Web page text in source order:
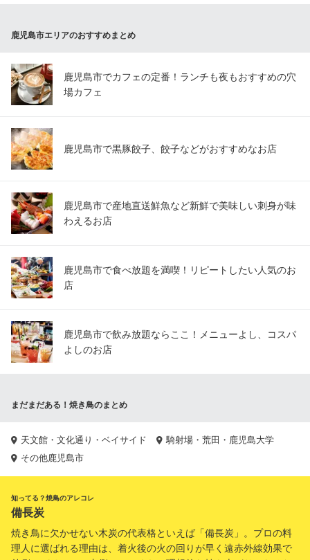
鹿児島市エリアのおすすめまとめ
鹿児島市でカフェの定番！ランチも夜もおすすめの穴
場カフェ
鹿児島市で黒豚餃子、餃子などがおすすめなお店
鹿児島市で産地直送鮮魚など新鮮で美味しい刺身が味
わえるお店
鹿児島市で食べ放題を満喫！リピートしたい人気のお
店
鹿児島市で飲み放題ならここ！メニューよし、コスパ
よしのお店
まだまだある！焼き鳥のまとめ
天文館・文化通り・ベイサイド
騎射場・荒田・鹿児島大学
その他鹿児島市
知ってる？焼鳥のアレコレ
備長炭
焼き鳥に欠かせない木炭の代表格といえば「備長炭」。プロの料
理人に選ばれる理由は、着火後の火の回りが早く遠赤外線効果で